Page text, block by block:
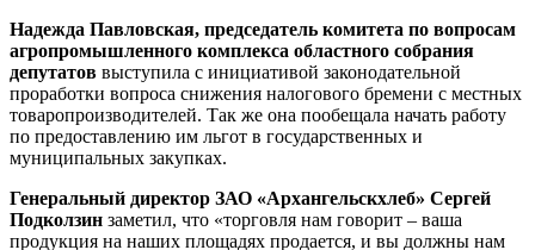
Надежда Павловская, председатель комитета по вопросам
агропромышленного комплекса областного собрания
депутатов выступила с инициативой законодательной
проработки вопроса снижения налогового бремени с местных
товаропроизводителей. Так же она пообещала начать работу
по предоставлению им льгот в государственных и
муниципальных закупках.
Генеральный директор ЗАО «Архангельскхлеб» Сергей
Подколзин заметил, что «торговля нам говорит – ваша
продукция на наших площадях продается, и вы должны нам